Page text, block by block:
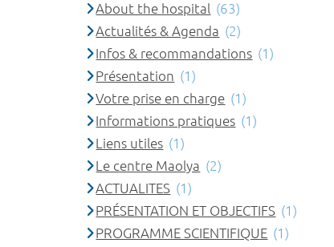
About the hospital (63)
Actualités & Agenda (2)
Infos & recommandations (1)
Présentation (1)
Votre prise en charge (1)
Informations pratiques (1)
Liens utiles (1)
Le centre Maolya (2)
ACTUALITES (1)
PRÉSENTATION ET OBJECTIFS (1)
PROGRAMME SCIENTIFIQUE (1)